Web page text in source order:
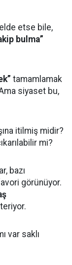
etse bile,
bulma”
tamamlamak
siyaset bu,
itilmiş midir?
mi?
bazı
görünüyor.
var saklı